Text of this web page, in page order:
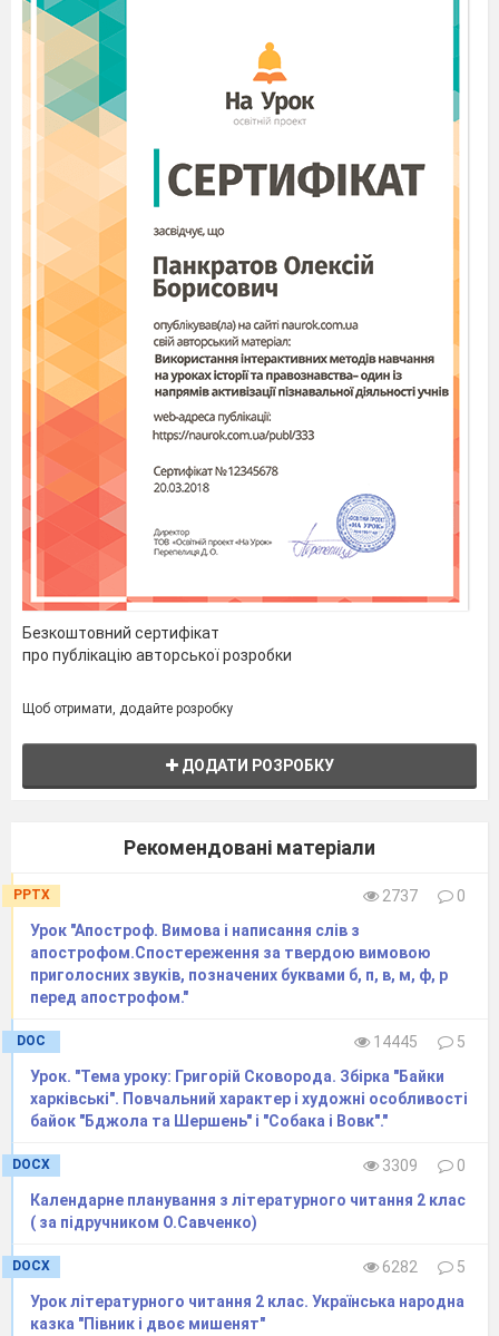
Безкоштовний сертифікат
про публікацію авторської розробки
Щоб отримати, додайте розробку
ДОДАТИ РОЗРОБКУ
Рекомендовані матеріали
PPTX 2737
0
Урок "Апостроф. Вимова і написання слів з
апострофом.Спостереження за твердою вимовою
приголосних звуків, позначених буквами б, п, в, м, ф, р
перед апострофом."
DOC 14445
5
Урок. "Тема уроку: Григорій Сковорода. Збірка "Байки
харківські". Повчальний характер і художні особливості
байок "Бджола та Шершень" і "Собака і Вовк"."
DOCX 3309
0
Календарне планування з літературного читання 2 клас
( за підручником О.Савченко)
DOCX 6282
5
Урок літературного читання 2 клас. Українська народна
казка "Півник і двоє мишенят"